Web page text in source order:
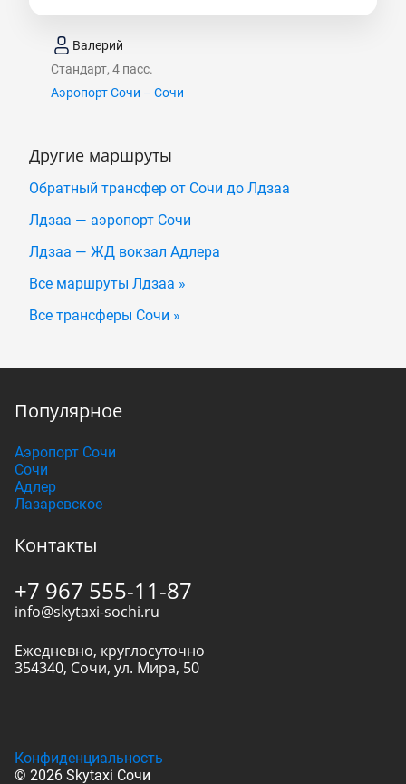
Валерий
Стандарт, 4 пасс.
Аэропорт Сочи – Сочи
Другие маршруты
Обратный трансфер от Сочи до Лдзаа
Лдзаа — аэропорт Сочи
Лдзаа — ЖД вокзал Адлера
Все маршруты Лдзаа »
Все трансферы Сочи »
Популярное
Аэропорт Сочи
Сочи
Адлер
Лазаревское
Контакты
+7 967 555-11-87
info@skytaxi-sochi.ru
Ежедневно, круглосуточно
354340, Сочи, ул. Мира, 50
© 2026 Skytaxi Сочи
Конфиденциальность